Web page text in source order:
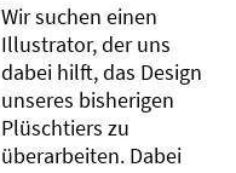
Wir suchen einen
Illustrator, der uns
dabei hilft, das Design
unseres bisherigen
Plüschtiers zu
überarbeiten. Dabei